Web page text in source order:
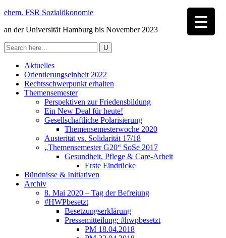
ehem. FSR Sozialökonomie
an der Universität Hamburg bis November 2023
Aktuelles
Orientierungseinheit 2022
Rechtsschwerpunkt erhalten
Themensemester
Perspektiven zur Friedensbildung
Ein New Deal für heute!
Gesellschaftliche Polarisierung
Themensemesterwoche 2020
Austerität vs. Solidarität 17/18
„Themensemester G20“ SoSe 2017
Gesundheit, Pflege & Care-Arbeit
Erste Eindrücke
Bündnisse & Initiativen
Archiv
8. Mai 2020 – Tag der Befreiung
#HWPbesetzt
Besetzungserklärung
Pressemitteilung: #hwpbesetzt
PM 18.04.2018